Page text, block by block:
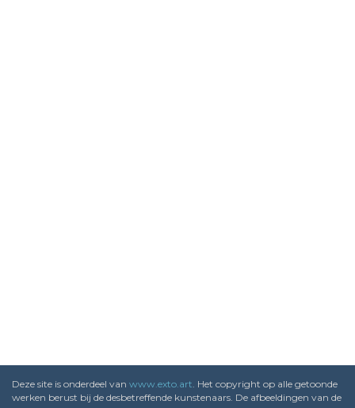
Deze site is onderdeel van www.exto.art. Het copyright op alle getoonde
werken berust bij de desbetreffende kunstenaars. De afbeeldingen van de